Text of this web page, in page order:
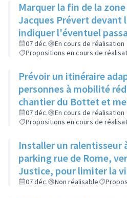
Marquer la fin de la
Jacques Prévert devant
indiquer l'éventuel
rajouter un passage
07 déc.
En cours de réalisation
Propositions en cours de
Prévoir un itinéraire
personnes à mobilité
chantier du Bottet et
sur l'ensemble des
07 déc.
En cours de réalisation
Propositions en cours de
Installer un ralentisseur
parking rue de Rome,
Justice, pour limiter la
ligne droite
07 déc. Non réalisable